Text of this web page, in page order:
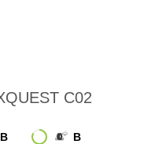
C02
B